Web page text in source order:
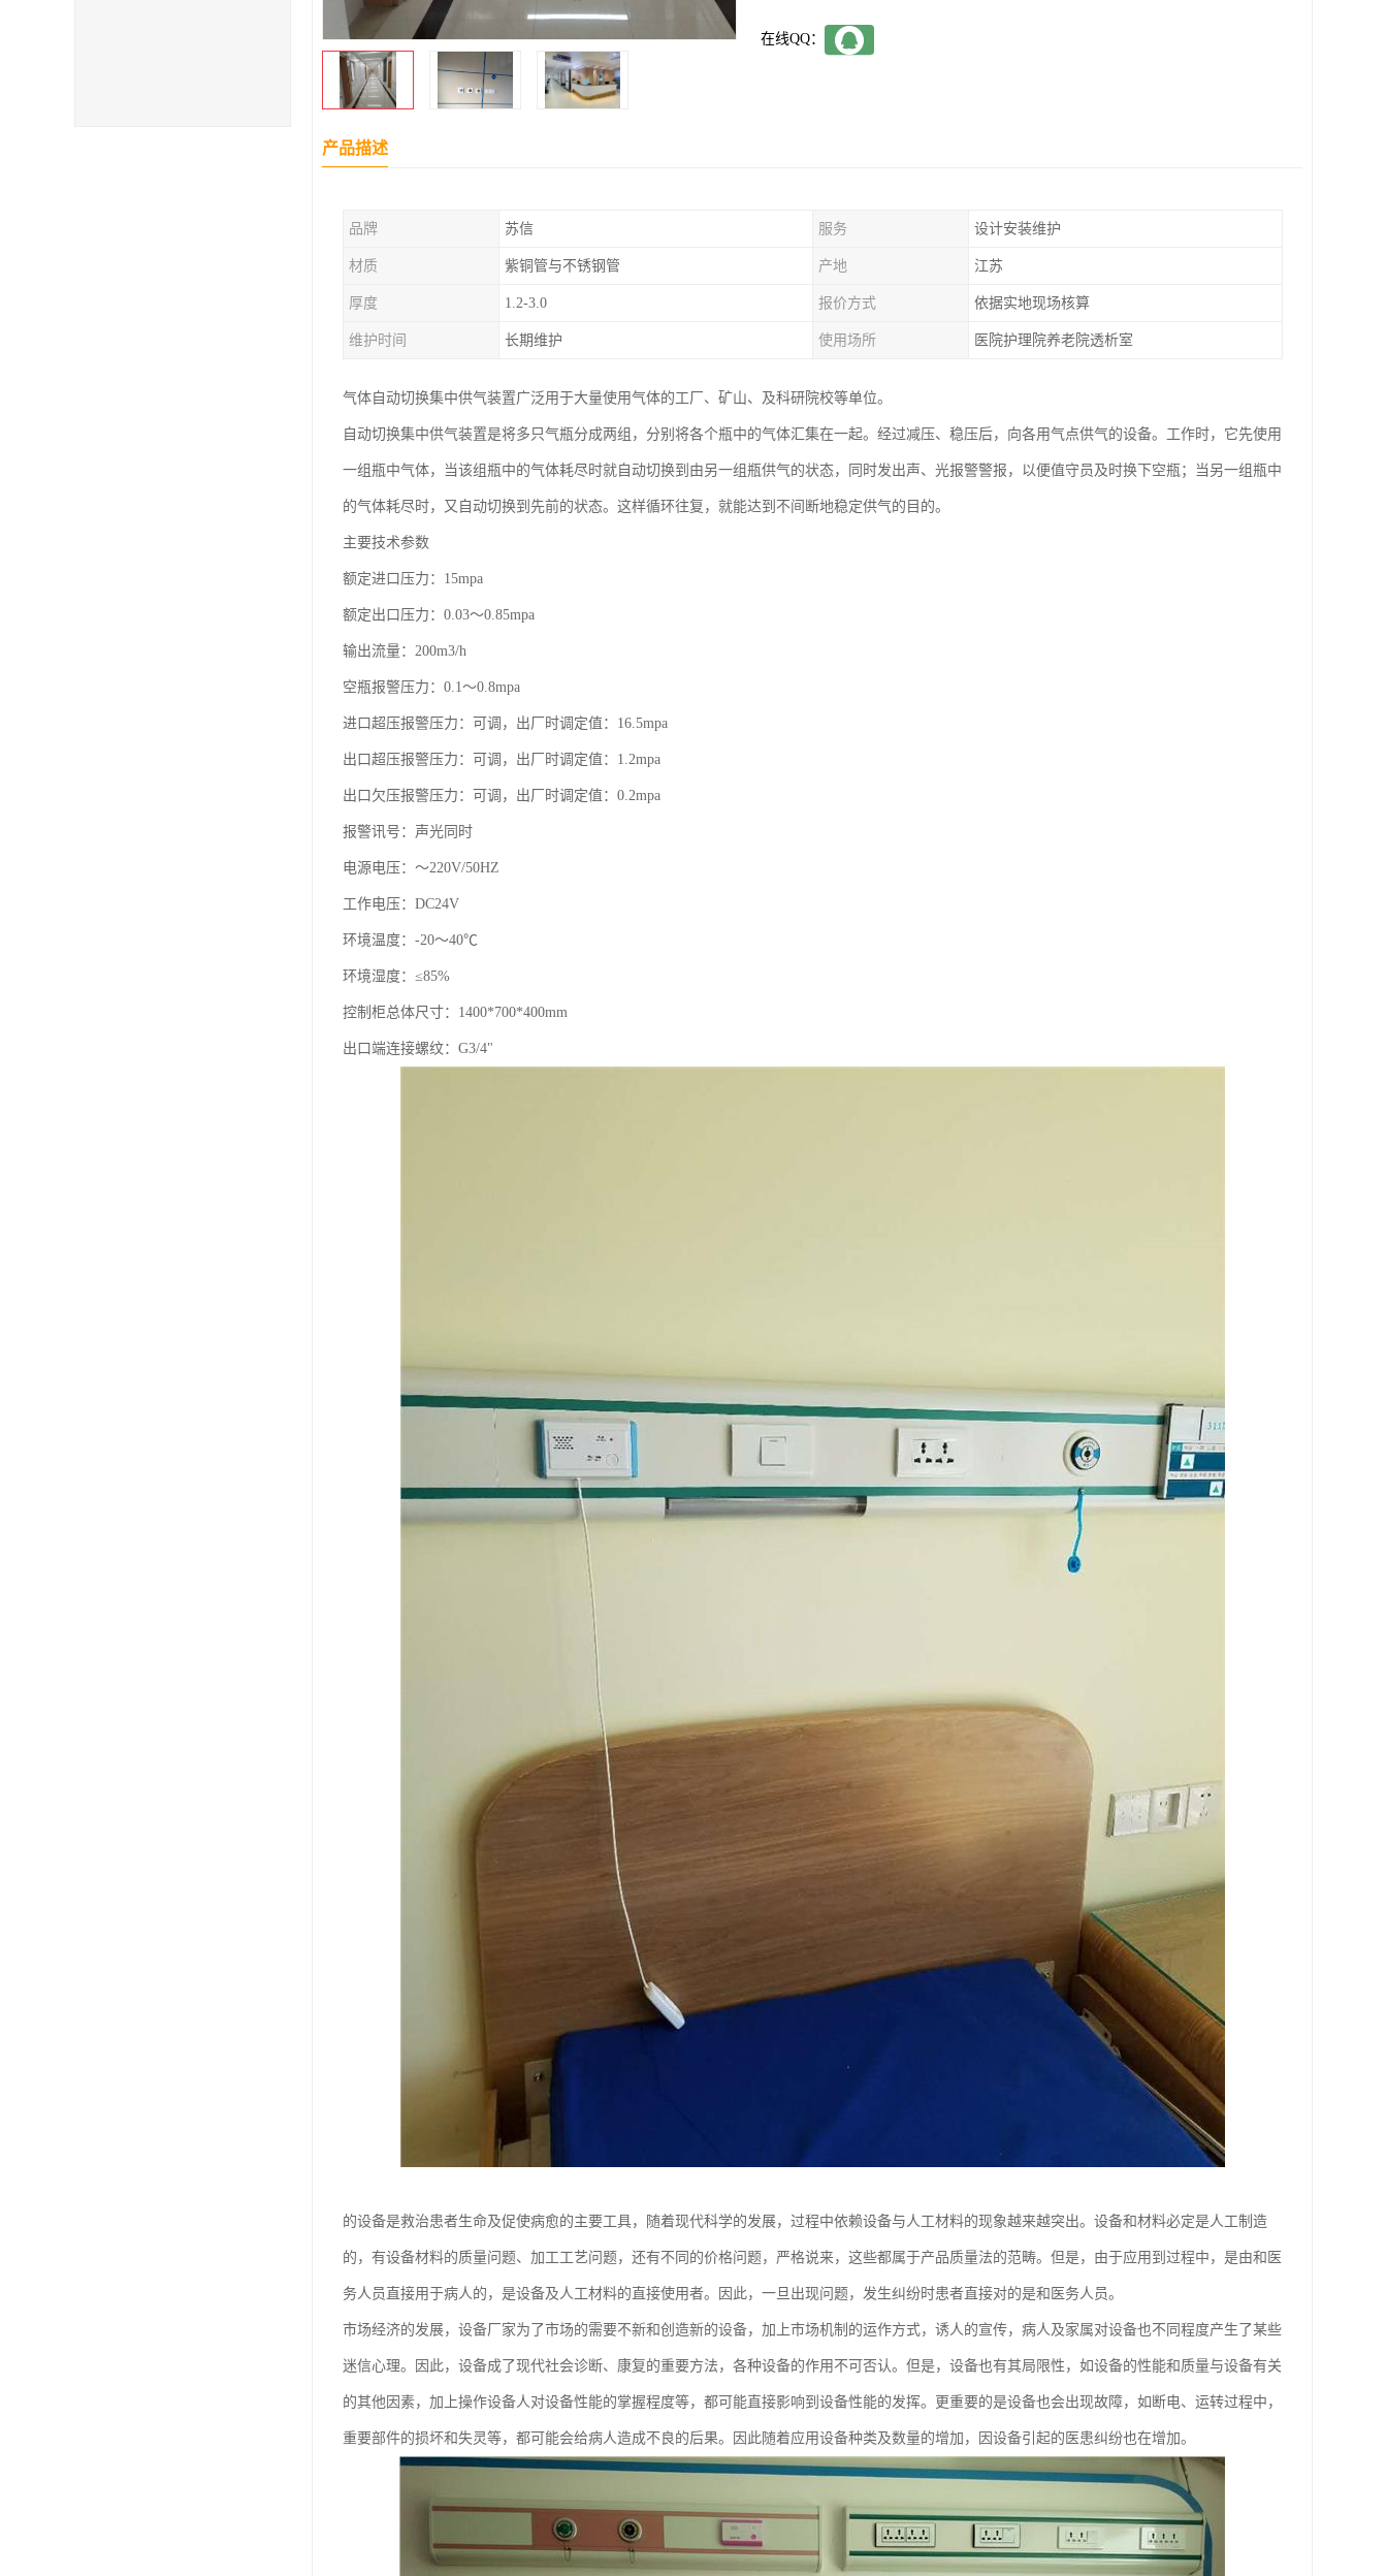
在线QQ：
产品描述
品牌 苏信 服务 设计安装维护
材质 紫铜管与不锈钢管 产地 江苏
厚度 1.2-3.0 报价方式 依据实地现场核算
维护时间 长期维护 使用场所 医院护理院养老院透析室
气体自动切换集中供气装置广泛用于大量使用气体的工厂、矿山、及科研院校等单位。
自动切换集中供气装置是将多只气瓶分成两组，分别将各个瓶中的气体汇集在一起。经过减压、稳压后，向各用气点供气的设备。工作时，它先使用
一组瓶中气体，当该组瓶中的气体耗尽时就自动切换到由另一组瓶供气的状态，同时发出声、光报警警报，以便值守员及时换下空瓶；当另一组瓶中
的气体耗尽时，又自动切换到先前的状态。这样循环往复，就能达到不间断地稳定供气的目的。
主要技术参数
额定进口压力：15mpa
额定出口压力：0.03～0.85mpa
输出流量：200m3/h
空瓶报警压力：0.1～0.8mpa
进口超压报警压力：可调，出厂时调定值：16.5mpa
出口超压报警压力：可调，出厂时调定值：1.2mpa
出口欠压报警压力：可调，出厂时调定值：0.2mpa
报警讯号：声光同时
电源电压：～220V/50HZ
工作电压：DC24V
环境温度：-20～40℃
环境湿度：≤85%
控制柜总体尺寸：1400*700*400mm
出口端连接螺纹：G3/4"
的设备是救治患者生命及促使病愈的主要工具，随着现代科学的发展，过程中依赖设备与人工材料的现象越来越突出。设备和材料必定是人工制造
的，有设备材料的质量问题、加工工艺问题，还有不同的价格问题，严格说来，这些都属于产品质量法的范畴。但是，由于应用到过程中，是由和医
务人员直接用于病人的，是设备及人工材料的直接使用者。因此，一旦出现问题，发生纠纷时患者直接对的是和医务人员。
市场经济的发展，设备厂家为了市场的需要不新和创造新的设备，加上市场机制的运作方式，诱人的宣传，病人及家属对设备也不同程度产生了某些
迷信心理。因此，设备成了现代社会诊断、康复的重要方法，各种设备的作用不可否认。但是，设备也有其局限性，如设备的性能和质量与设备有关
的其他因素，加上操作设备人对设备性能的掌握程度等，都可能直接影响到设备性能的发挥。更重要的是设备也会出现故障，如断电、运转过程中，
重要部件的损坏和失灵等，都可能会给病人造成不良的后果。因此随着应用设备种类及数量的增加，因设备引起的医患纠纷也在增加。